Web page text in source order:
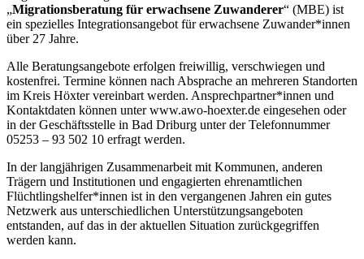
„Migrationsbe­ratung für erwachsene Zuwanderer“ (MBE) ist
ein spezielles Integrationsangebot für er­wachsene Zuwander*innen
über 27 Jahre.
Alle Beratungsangebote erfolgen freiwillig, verschwiegen und
kostenfrei. Termine können nach Absprache an mehreren Standorten
im Kreis Höxter vereinbart werden. Ansprechpartner*innen und
Kontaktdaten können unter www.awo-hoexter.de eingesehen oder
in der Geschäftsstelle in Bad Driburg unter der Telefonnummer
05253 – 93 502 10 erfragt werden.
In der langjährigen Zusammenarbeit mit Kommunen, anderen
Trägern und Institutionen und enga­gierten ehrenamtlichen
Flüchtlingshelfer*innen ist in den vergangenen Jahren ein gutes
Netzwerk aus unterschiedlichen Unterstützungsangeboten
entstanden, auf das in der aktuellen Situation zurückgegriffen
werden kann.